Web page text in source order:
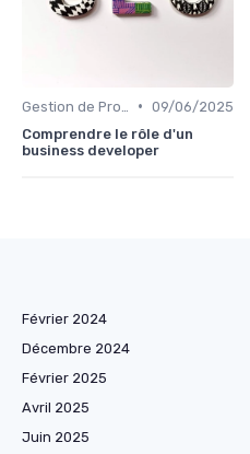
• 09/06/2025
Comprendre le rôle d'un
business developer
Février 2024
Décembre 2024
Février 2025
Avril 2025
Juin 2025